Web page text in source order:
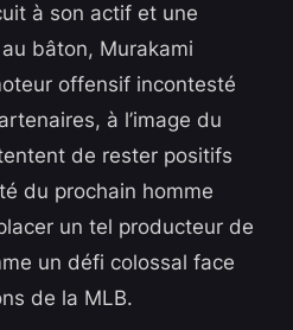
à son actif et une
bâton, Murakami
offensif incontesté
à l’image du
de rester positifs
du prochain homme
un tel producteur de
un défi colossal face
de la MLB.